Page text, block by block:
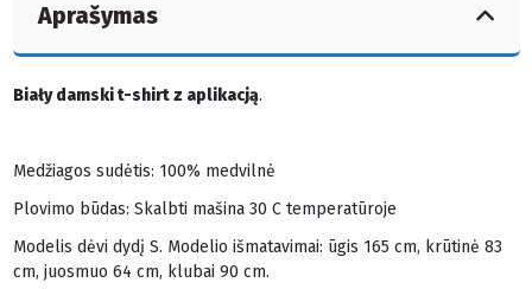
Aprašymas
Biały damski t-shirt z aplikacją.
Medžiagos sudėtis: 100% medvilnė
Plovimo būdas: Skalbti mašina 30 C temperatūroje
Modelis dėvi dydį S. Modelio išmatavimai: ūgis 165 cm, krūtinė 83
cm, juosmuo 64 cm, klubai 90 cm.